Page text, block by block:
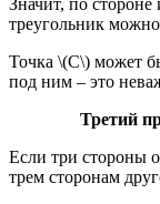
Значит, по
треугольник
Точка \(C\) может
под ним – это
Третий
Если три стороны
трем сторонам